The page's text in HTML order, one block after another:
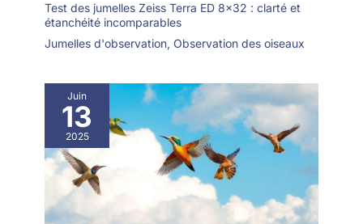
Test des jumelles Zeiss Terra ED 8×32 : clarté et
étanchéité incomparables
Jumelles d'observation, Observation des oiseaux
Juin
13
2025